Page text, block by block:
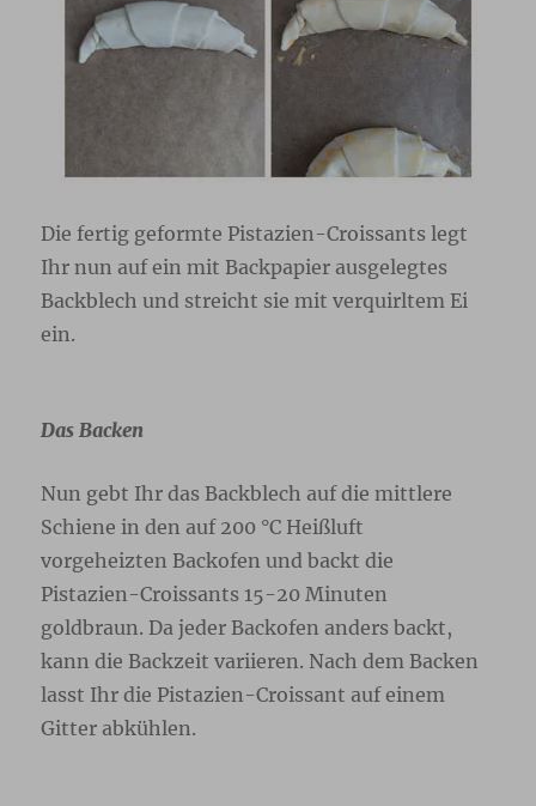
Die fertig geformte Pistazien-Croissants legt
Ihr nun auf ein mit Backpapier ausgelegtes
Backblech und streicht sie mit verquirltem Ei
ein.
Das Backen
Nun gebt Ihr das Backblech auf die mittlere
Schiene in den auf 200 °C Heißluft
vorgeheizten Backofen und backt die
Pistazien-Croissants 15-20 Minuten
goldbraun. Da jeder Backofen anders backt,
kann die Backzeit variieren. Nach dem Backen
lasst Ihr die Pistazien-Croissant auf einem
Gitter abkühlen.